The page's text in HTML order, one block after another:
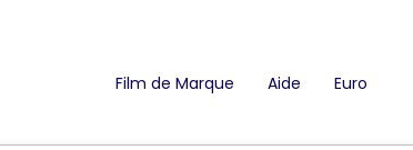
Film de Marque Aide Euro